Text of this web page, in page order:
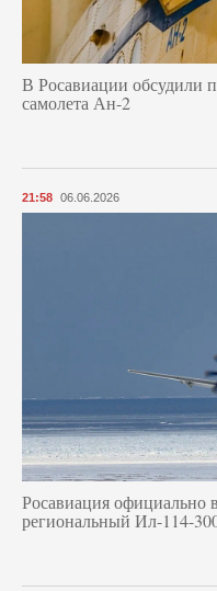
В Росавиации обсудили
самолета Ан-2
21:58 06.06.2026
Росавиация официально
региональный Ил-114-